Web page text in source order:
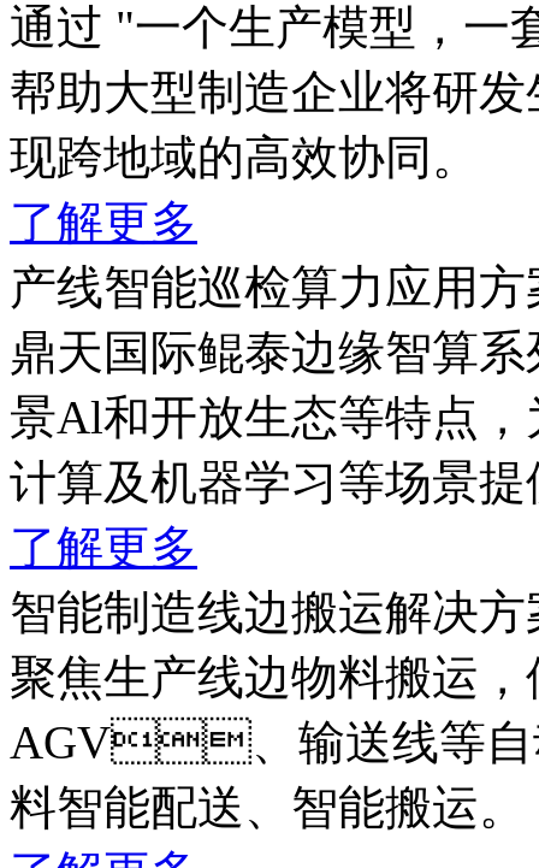
通过 "一个生产模型，一
帮助大型制造企业将研发
现跨地域的高效协同。
了解更多
产线智能巡检算力应用方
鼎天国际鲲泰边缘智算系列
景Al和开放生态等特点，
计算及机器学习等场景
了解更多
智能制造线边搬运解决方
聚焦生产线边物料搬运
AGV、输送线等自动
料智能配送、智能搬运。